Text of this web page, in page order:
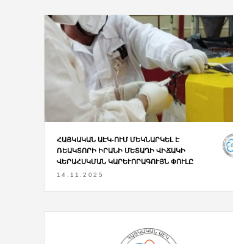
ՀԱՅԿԱԿԱՆ ԱԷԿ-ՈՒՄ ՄԵԿՆԱՐԿԵԼ Է
ՌԵԱԿՏՈՐԻ ԻՐԱՆԻ ՄԵՏԱՂԻ ՎԻՃԱԿԻ
ՎԵՐԱՀՍԿՄԱՆ ԿԱՐԵՒՈՐԱԳՈՒՅՆ ՓՈՒԼԸ
14.11.2025